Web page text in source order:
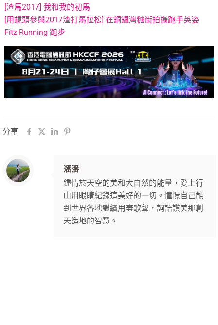
[渣馬2017] 我和我的初馬
[用鏡頭參與2017渣打馬拉松] 在銅鑼灣糖街拍攝跑手英姿
Fitz Running 跑步
分享
潘潘
鍾情於天空的美和大自然的能量，愛上行
山用眼睛紀錄這美好的一切。憧憬自己能
到世界各地繼續用盡歌聲，詞語讚美那創
天造地的智慧。